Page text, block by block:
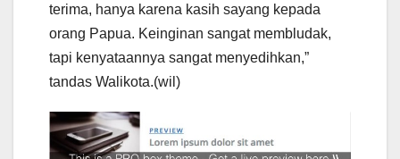
terima, hanya karena kasih sayang kepada
orang Papua. Keinginan sangat membludak,
tapi kenyataannya sangat menyedihkan,”
tandas Walikota.(wil)